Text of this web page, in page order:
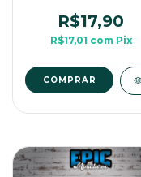
3D Média Para RPG
de Mesa
R$17,90
R$17,01 com Pix
COMPRAR